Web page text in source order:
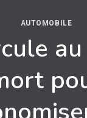
AUTOMOBILE